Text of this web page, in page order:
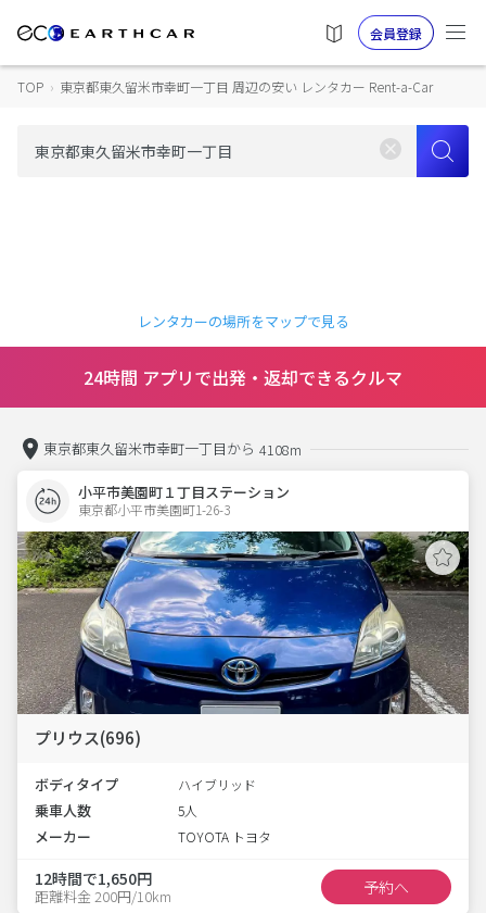
会員登録
TOP › 東京都東久留米市幸町一丁目 周辺の安い レンタカー Rent-a-Car
レンタカーの場所をマップで見る
24時間 アプリで出発・返却できるクルマ
東京都東久留米市幸町一丁目から 4108m
小平市美園町１丁目ステーション
東京都小平市美園町1-26-3
プリウス(696)
ボディタイプ ハイブリッド
乗車人数 5人
メーカー TOYOTA トヨタ
12時間で1,650円
距離料金 200円/10km 予約へ